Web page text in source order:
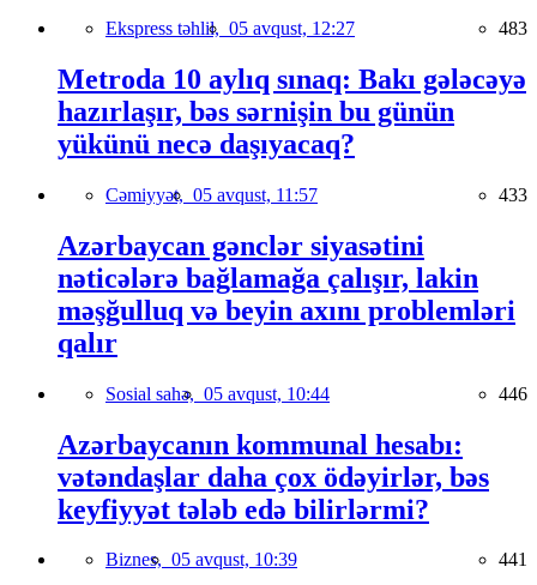
Ekspress təhlil, 05 avqust, 12:27 483
Metroda 10 aylıq sınaq: Bakı gələcəyə
hazırlaşır, bəs sərnişin bu günün
yükünü necə daşıyacaq?
Cəmiyyət, 05 avqust, 11:57 433
Azərbaycan gənclər siyasətini
nəticələrə bağlamağa çalışır, lakin
məşğulluq və beyin axını problemləri
qalır
Sosial sahə, 05 avqust, 10:44 446
Azərbaycanın kommunal hesabı:
vətəndaşlar daha çox ödəyirlər, bəs
keyfiyyət tələb edə bilirlərmi?
Biznes, 05 avqust, 10:39 441